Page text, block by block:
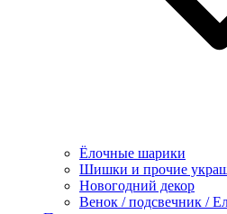
Ёлочные шарики
Шишки и прочие
Новогодний декор
Венок / подсвечник /